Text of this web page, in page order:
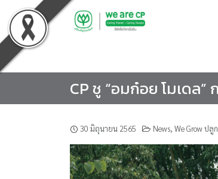
to
content
CP ชู “อมก๋อย โมเดล”
30 มิถุนายน 2565 News, We Grow ปลู